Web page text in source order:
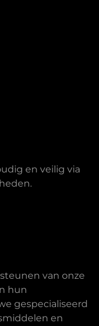
en veilig via
van onze
hun
gespecialiseerd
en